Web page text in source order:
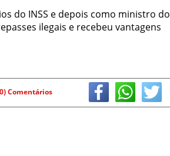
do INSS e depois como ministro do
ilegais e recebeu vantagens
Comentários